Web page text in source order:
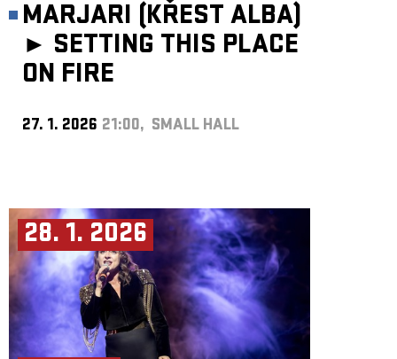
MARJARI (KŘEST ALBA)
► SETTING THIS PLACE
ON FIRE
27. 1. 2026 21:00, SMALL HALL
28. 1. 2026